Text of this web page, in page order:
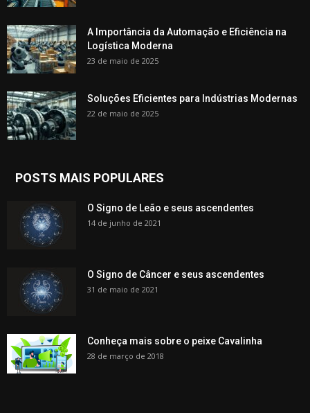
A Importância da Automação e Eficiência na
Logística Moderna
23 de maio de 2025
Soluções Eficientes para Indústrias Modernas
22 de maio de 2025
POSTS MAIS POPULARES
O Signo de Leão e seus ascendentes
14 de junho de 2021
O Signo de Câncer e seus ascendentes
31 de maio de 2021
Conheça mais sobre o peixe Cavalinha
28 de março de 2018